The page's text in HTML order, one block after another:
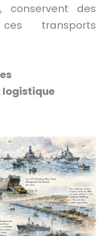
conservent des
transports
logistique